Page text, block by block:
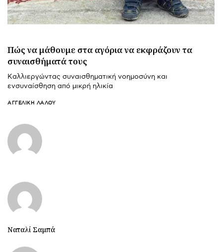
Πώς να μάθουμε στα αγόρια να εκφράζουν τα
συναισθήματά τους
Καλλιεργώντας συναισθηματική νοημοσύνη και
ενσυναίσθηση από μικρή ηλικία
ΑΓΓΕΛΙΚΉ ΛΆΛΟΥ
Ναταλί Σαμπά